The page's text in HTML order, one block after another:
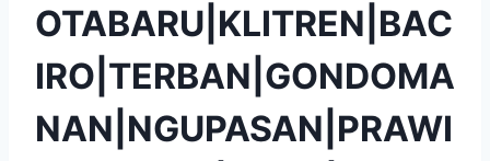
OTABARU|KLITREN|BAC
IRO|TERBAN|GONDOMA
NAN|NGUPASAN|PRAWI